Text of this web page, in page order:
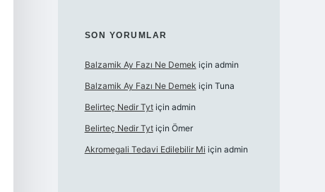
SON YORUMLAR
Balzamik Ay Fazı Ne Demek için admin
Balzamik Ay Fazı Ne Demek için Tuna
Belirteç Nedir Tytiçin admin
Belirteç Nedir Tytiçin Ömer
Akromegali Tedavi Edilebilir Mi için admin